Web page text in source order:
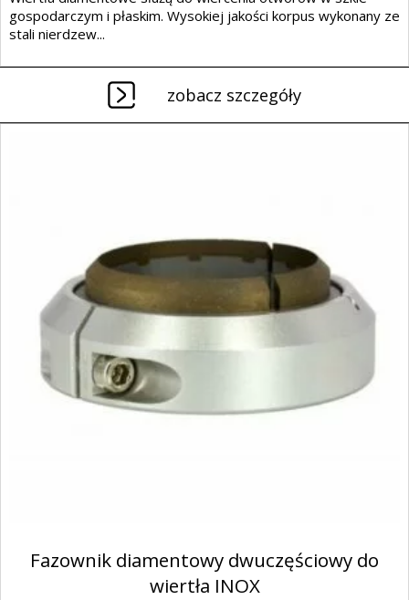
gospodarczym i płaskim. Wysokiej jakości korpus wykonany ze
stali nierdzew...
zobacz szczegóły
Fazownik diamentowy dwuczęściowy do
wiertła INOX